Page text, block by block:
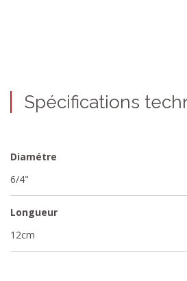
Spécifications
Diamétre
6/4"
Longueur
12cm